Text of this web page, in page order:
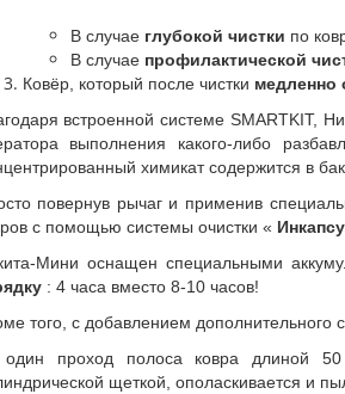
В случае глубокой чистки по
В случае профилактической
Ковёр, который после чистки медленно
встроенной системе SMARTKIT,
выполнения какого-либо
химикат содержится в
повернув рычаг и применив
с помощью системы очистки «
Мини оснащен специальными
: 4 часа вместо 8-10 часов!
того, с добавлением
проход полоса ковра длиной 50
щеткой, ополаскивается и